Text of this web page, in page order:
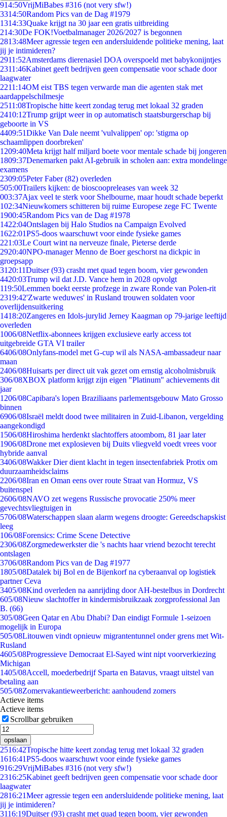
914:50VrijMiBabes #316 (not very sfw!)
3314:50Random Pics van de Dag #1979
1314:33Quake krijgt na 30 jaar een gratis uitbreiding
214:30De FOK!Voetbalmanager 2026/2027 is begonnen
2813:48Meer agressie tegen een andersluidende politieke mening, laat
jij je intimideren?
2911:52Amsterdams dierenasiel DOA overspoeld met babykonijntjes
2311:46Kabinet geeft bedrijven geen compensatie voor schade door
laagwater
2211:14OM eist TBS tegen verwarde man die agenten stak met
aardappelschilmesje
2511:08Tropische hitte keert zondag terug met lokaal 32 graden
2410:12Trump grijpt weer in op automatisch staatsburgerschap bij
geboorte in VS
4409:51Dikke Van Dale neemt 'vulvalippen' op: 'stigma op
schaamlippen doorbreken'
1209:40Meta krijgt half miljard boete voor mentale schade bij jongeren
1809:37Denemarken pakt AI-gebruik in scholen aan: extra mondelinge
examens
2309:05Peter Faber (82) overleden
505:00Trailers kijken: de bioscoopreleases van week 32
003:37Ajax veel te sterk voor Shelbourne, maar houdt schade beperkt
102:34Nieuwkomers schitteren bij ruime Europese zege FC Twente
1900:45Random Pics van de Dag #1978
1422:04Ontslagen bij Halo Studios na Campaign Evolved
1622:01PS5-doos waarschuwt voor einde fysieke games
221:03Le Court wint na nerveuze finale, Pieterse derde
2920:40NPO-manager Menno de Boer geschorst na dickpic in
groepsapp
31 20:11Duitser (93) crasht met quad tegen boom, vier gewonden
4420:03Trump wil dat J.D. Vance hem in 2028 opvolgt
119:50Lemmen boekt eerste profzege in zware Ronde van Polen-rit
2319:42'Zwarte weduwes' in Rusland trouwen soldaten voor
overlijdensuitkering
1418:20Zangeres en Idols-jurylid Jerney Kaagman op 79-jarige leeftijd
overleden
1006/08Netflix-abonnees krijgen exclusieve early access tot
uitgebreide GTA VI trailer
6406/08Onlyfans-model met G-cup wil als NASA-ambassadeur naar
maan
2406/08Huisarts per direct uit vak gezet om ernstig alcoholmisbruik
306/08XBOX platform krijgt zijn eigen "Platinum" achievements dit
jaar
1206/08Capibara's lopen Braziliaans parlementsgebouw Mato Grosso
binnen
6906/08Israël meldt dood twee militairen in Zuid-Libanon, vergelding
aangekondigd
1506/08Hiroshima herdenkt slachtoffers atoombom, 81 jaar later
1906/08Drone met explosieven bij Duits vliegveld voedt vrees voor
hybride aanval
3406/08Wakker Dier dient klacht in tegen insectenfabriek Protix om
duurzaamheidsclaims
2206/08Iran en Oman eens over route Straat van Hormuz, VS
buitenspel
2606/08NAVO zet wegens Russische provocatie 250% meer
gevechtsvliegtuigen in
5706/08Waterschappen slaan alarm wegens droogte: Gereedschapskist
leeg
106/08Forensics: Crime Scene Detective
2306/08Zorgmedewerkster die 's nachts haar vriend bezocht terecht
ontslagen
3706/08Random Pics van de Dag #1977
1805/08Datalek bij Bol en de Bijenkorf na cyberaanval op logistiek
partner Ceva
3405/08Kind overleden na aanrijding door AH-bestelbus in Dordrecht
605/08Nieuw slachtoffer in kindermisbruikzaak zorgprofessional Jan
B. (66)
305/08Geen Qatar en Abu Dhabi? Dan eindigt Formule 1-seizoen
mogelijk in Europa
505/08Litouwen vindt opnieuw migrantentunnel onder grens met Wit-
Rusland
4605/08Progressieve Democraat El-Sayed wint nipt voorverkiezing
Michigan
1405/08Accell, moederbedrijf Sparta en Batavus, vraagt uitstel van
betaling aan
505/08Zomervakantieweerbericht: aanhoudend zomers
Actieve items
Actieve items
Scrollbar gebruiken
opslaan
2516:42Tropische hitte keert zondag terug met lokaal 32 graden
1616:41PS5-doos waarschuwt voor einde fysieke games
916:29VrijMiBabes #316 (not very sfw!)
2316:25Kabinet geeft bedrijven geen compensatie voor schade door
laagwater
2816:21Meer agressie tegen een andersluidende politieke mening, laat
jij je intimideren?
3116:19Duitser (93) crasht met quad tegen boom, vier gewonden